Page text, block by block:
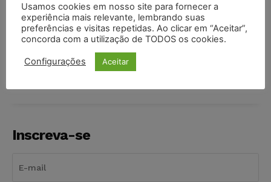
COMPARTILHE
Inscreva-se
Usamos cookies em nosso site para fornecer a
experiência mais relevante, lembrando suas
preferências e visitas repetidas. Ao clicar em “Aceitar”,
concorda com a utilização de TODOS os cookies.
Configurações Aceitar